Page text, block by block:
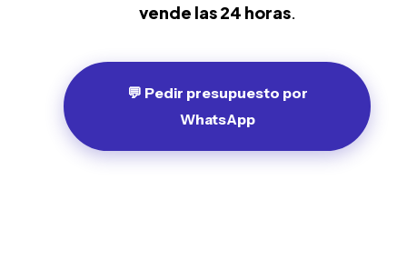
vende las 24 horas.
💬 Pedir presupuesto por
WhatsApp